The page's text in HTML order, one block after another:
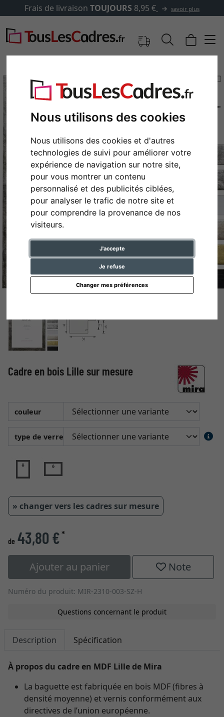
Nous utilisons des cookies
Nous utilisons des cookies et d'autres
technologies de suivi pour améliorer votre
expérience de navigation sur notre site,
pour vous montrer un contenu
personnalisé et des publicités ciblées,
pour analyser le trafic de notre site et
pour comprendre la provenance de nos
visiteurs.
J'accepte
Je refuse
Changer mes préférences
Frais de livraison TOUJOURS 8,95 € savoir plus
Retour
Cadre en bois Lille sur mesure
couleur
type de verre
» changer vers les cadres sur mesure
de 43,80 €*
Ajouter au panier Note
Numéro du produit: MIR-2310-003-SZ-H
Questions concernant le produit
Description Spécification
À propos du cadre en MDF Lille de Mira
La baguette est fabriquée en bois MDF (fibres à
densité moyenne) et vernis conformément aux
directives de l’union européenne.